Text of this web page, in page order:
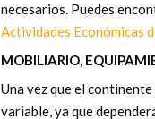
necesarios. Puedes
Actividades Económicas
MOBILIARIO,
Una vez que el
variable, ya que